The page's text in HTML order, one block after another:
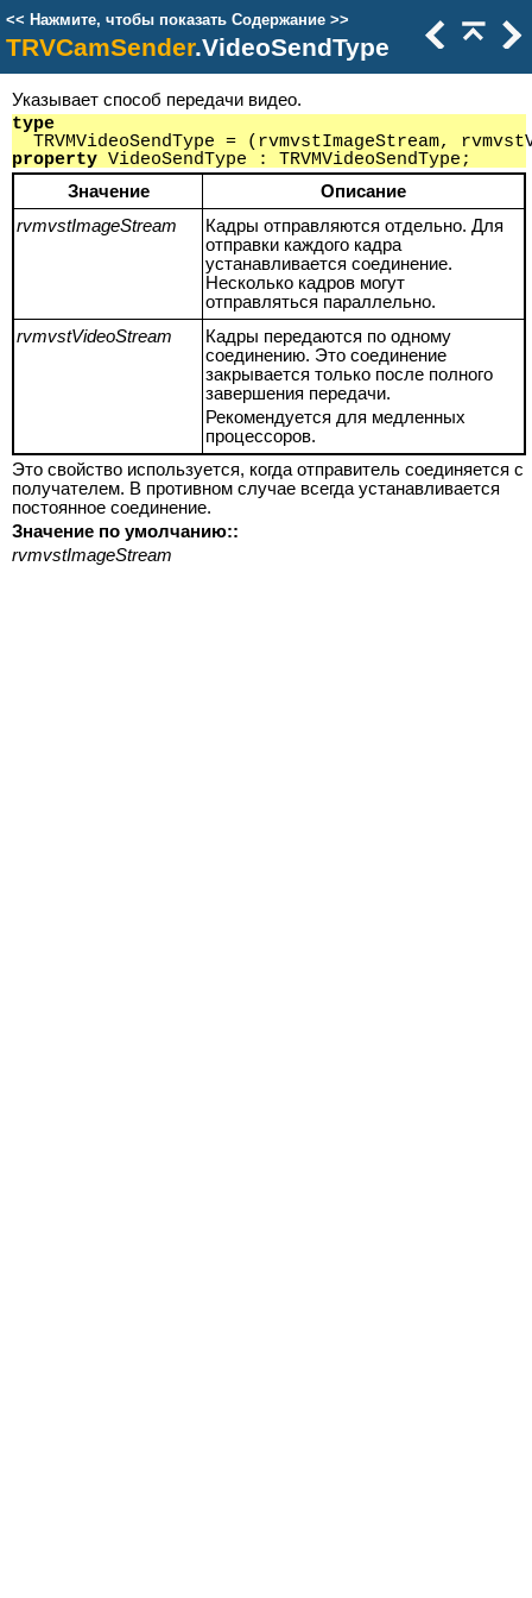
<< Нажмите, чтобы показать Содержание >>
TRVCamSender.VideoSendType
Указывает способ передачи видео.
type
TRVMVideoSendType = (rvmvstImageStream,
property VideoSendType : TRVMVideoSendType;
Значение
Описание
rvmvstImageStream
Кадры отправляются отдельно. Для
отправки каждого кадра
устанавливается соединение.
Несколько кадров могут
отправляться параллельно.
rvmvstVideoStream
Кадры передаются по одному
соединению. Это соединение
закрывается только после полного
завершения передачи.
Рекомендуется для медленных
процессоров.
Это свойство используется, когда отправитель соединяется с
получателем. В противном случае всегда устанавливается
постоянное соединение.
Значение по умолчанию::
rvmvstImageStream